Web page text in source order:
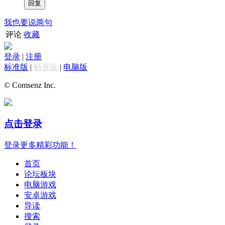
我也要说两句
评论 收藏
登录 | 注册
标准版 | 触屏版 | 电脑版
© Comsenz Inc.
点击登录
登录更多精彩功能！
首页
论坛板块
电脑游戏
安卓游戏
导读
搜索